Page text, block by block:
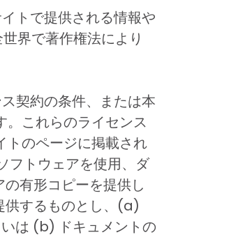
トで提供される情報や
界で著作権法により
契約の条件、または本
これらのライセンス
トのページに掲載され
フトウェアを使用、ダ
有形コピーを提供し
供するものとし、(a)
は (b) ドキュメントの